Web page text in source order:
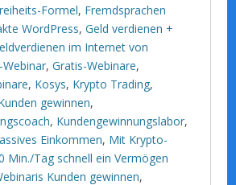
Formel, Fremdsprachen
WordPress,Geld verdienen +
im Internet von
Webinar,Gratis-Webinare,
, Kosys, Krypto Trading,
gewinnen,
, Kundengewinnungslabor,
Einkommen, Mit Krypto-
Min./Tag schnell ein Vermögen
Kunden gewinnen,